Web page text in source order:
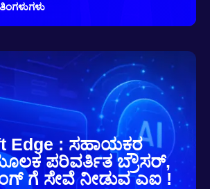
Edge : ಸಹಾಯಕರ
ಪರಿವರ್ತಿತ ಬ್ರೌಸರ್,
ಗೆ ಸೇವೆ ನೀಡುವ ಎಐ !